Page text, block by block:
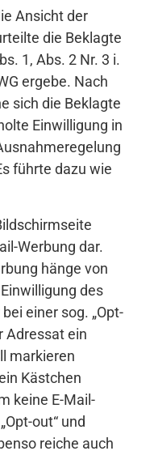
Ansicht der
die Beklagte
1, Abs. 2 Nr. 3 i.
ergebe. Nach
sich die Beklagte
Einwilligung in
führte dazu wie
Werbung dar.
hänge von
des
einer sog. „Opt-
Adressat ein
markieren
Kästchen
keine E-Mail-
out“ und
reiche auch